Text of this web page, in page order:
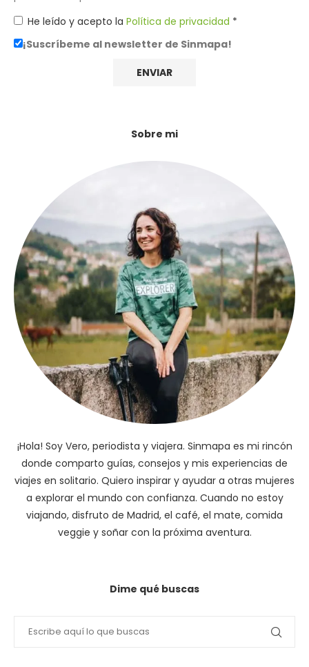
He leído y acepto la Política de privacidad *
¡Suscríbeme al newsletter de Sinmapa!
Sobre mi
¡Hola! Soy Vero, periodista y viajera. Sinmapa es mi rincón
donde comparto guías, consejos y mis experiencias de
viajes en solitario. Quiero inspirar y ayudar a otras mujeres
a explorar el mundo con confianza. Cuando no estoy
viajando, disfruto de Madrid, el café, el mate, comida
veggie y soñar con la próxima aventura.
Dime qué buscas